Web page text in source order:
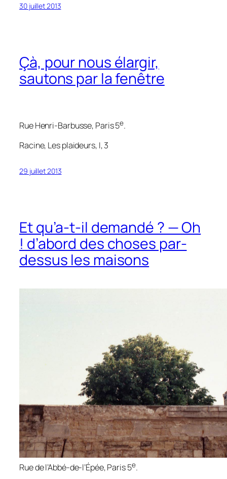
30 juillet 2013
Çà, pour nous élargir,
sautons par la fenêtre
Rue Henri-Barbusse, Paris 5e.
Racine, Les plaideurs, I, 3
29 juillet 2013
Et qu’a-t-il demandé ? — Oh
! d’abord des choses par-
dessus les maisons
Rue de l’Abbé-de-l’Épée, Paris 5e.